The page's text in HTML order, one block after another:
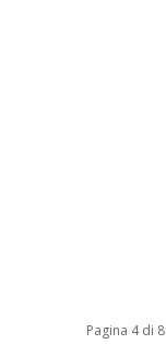
Pagina 4 di 8